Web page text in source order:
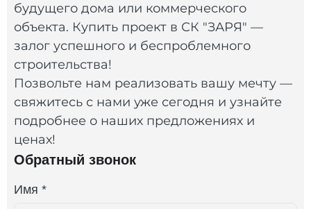
будущего дома или коммерческого
объекта. Купить проект в СК "ЗАРЯ" —
залог успешного и беспроблемного
строительства!
Позвольте нам реализовать вашу мечту —
свяжитесь с нами уже сегодня и узнайте
подробнее о наших предложениях и
ценах!
Обратный звонок
Имя *